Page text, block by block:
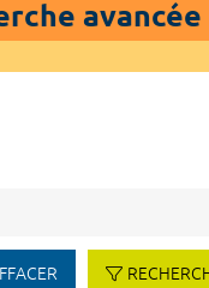
avancée